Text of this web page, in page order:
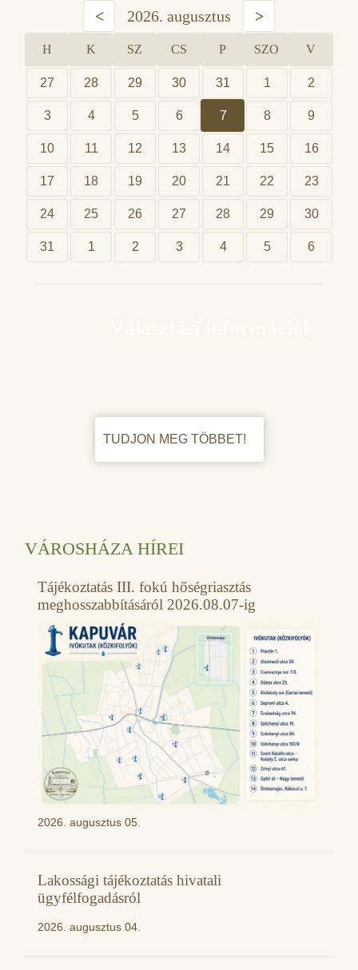
< 2026. augusztus >
H K SZ CS P SZO V
27 28 29 30 31 1 2
3 4 5 6 7 8 9
10 11 12 13 14 15 16
17 18 19 20 21 22 23
24 25 26 27 28 29 30
31 1 2 3 4 5 6
TUDJON MEG TÖBBET!
VÁROSHÁZA HÍREI
Tájékoztatás III. fokú hőségriasztás
meghosszabbításáról 2026.08.07-ig
2026. augusztus 05.
Lakossági tájékoztatás hivatali
ügyfélfogadásról
2026. augusztus 04.